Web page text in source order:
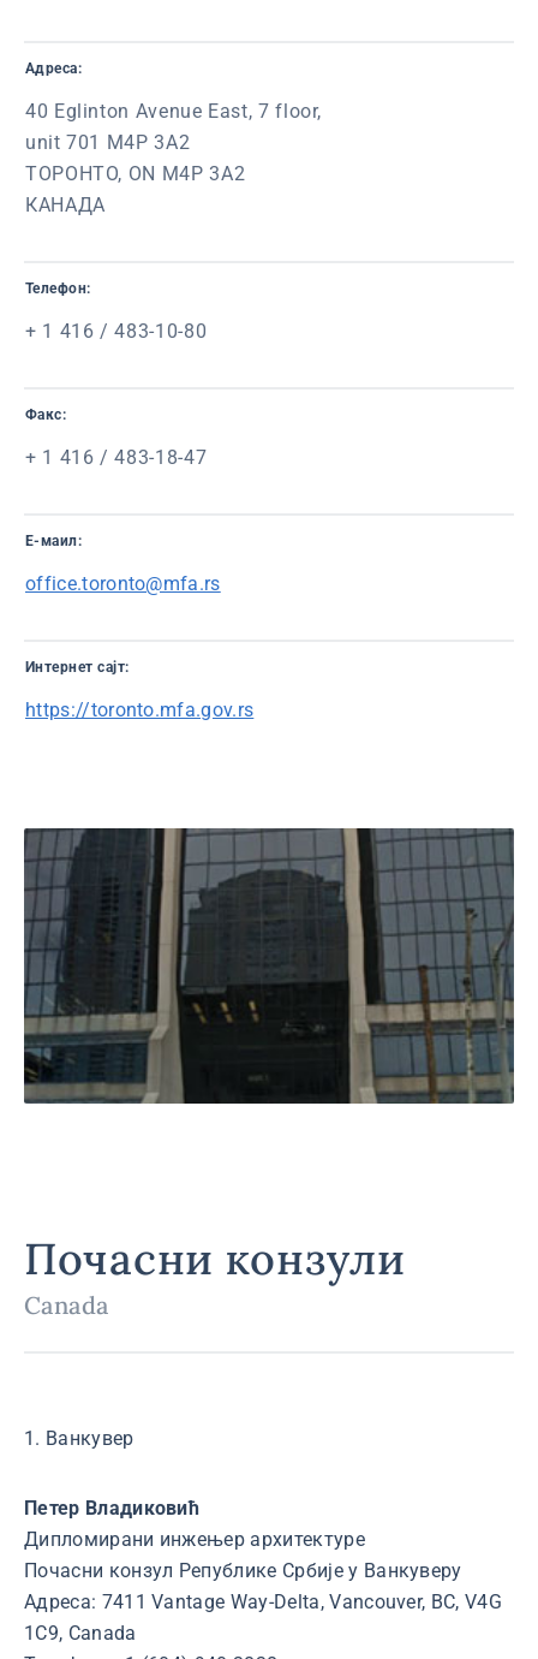
Адреса:
40 Eglinton Avenue East, 7 floor,
unit 701 M4P 3A2
ТОРОНТО, ON M4P 3A2
КАНАДА
Телефон:
+ 1 416 / 483-10-80
Факс:
+ 1 416 / 483-18-47
Е-маил:
office.toronto@mfa.rs
Интернет сајт:
https://toronto.mfa.gov.rs
Почасни конзули
Canada
1. Ванкувер
Петер Владиковић
Дипломирани инжењер архитектуре
Почасни конзул Републике Србије у Ванкуверу
Адреса: 7411 Vantage Way-Delta, Vancouver, BC, V4G
1C9, Canada